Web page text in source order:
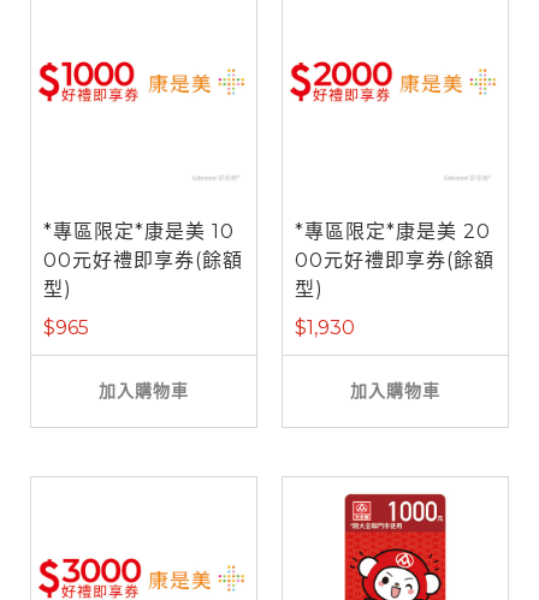
*專區限定*康是美 10
00元好禮即享券(餘額
型)
$965
加入購物車
*專區限定*康是美 20
00元好禮即享券(餘額
型)
$1,930
加入購物車